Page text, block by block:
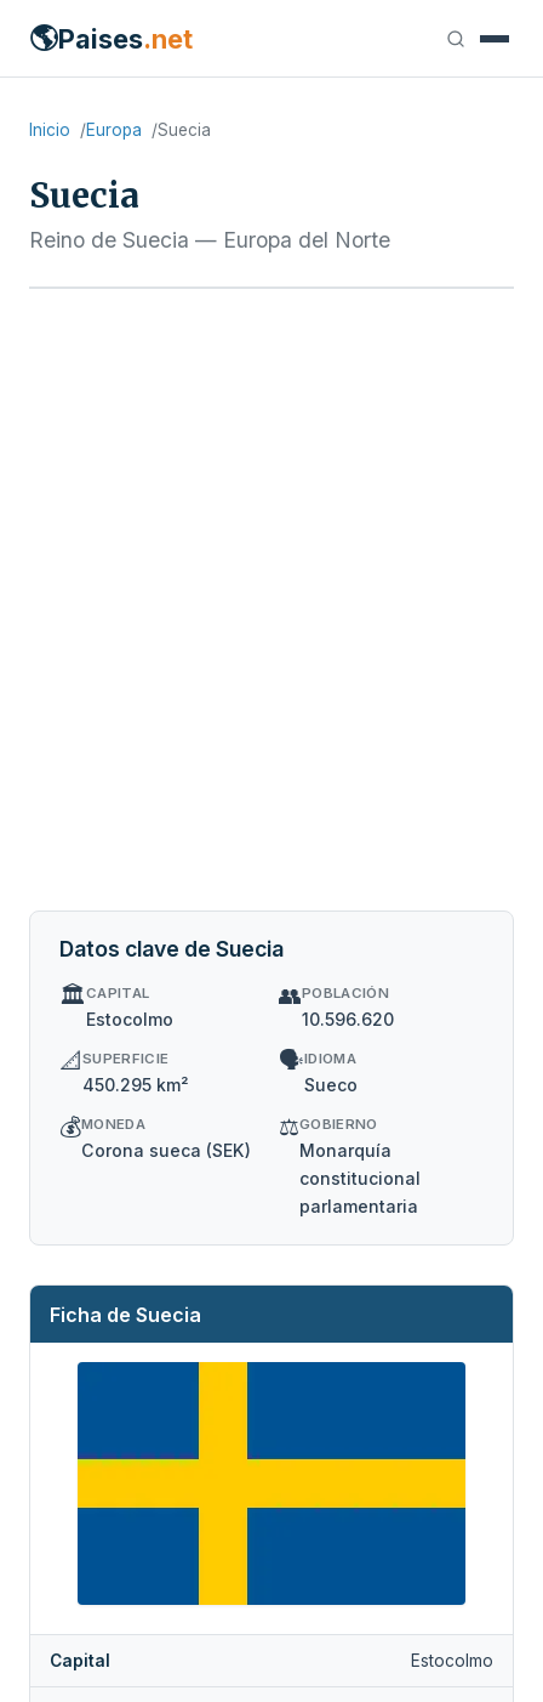
🌎Paises.net
Inicio Europa Suecia
Suecia
Reino de Suecia — Europa del Norte
Datos clave de Suecia
🏛️CAPITAL
Estocolmo
👥POBLACIÓN
10.596.620
📐SUPERFICIE
450.295 km²
🗣️IDIOMA
Sueco
💰MONEDA
Corona sueca (SEK)
⚖️GOBIERNO
Monarquía
constitucional
parlamentaria
Ficha de Suecia
Capital Estocolmo